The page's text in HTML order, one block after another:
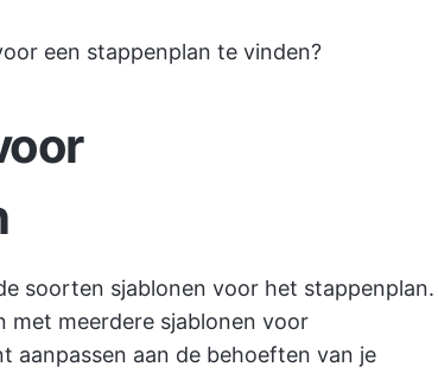
een stappenplan te vinden?
soorten sjablonen voor het stappenplan.
met meerdere sjablonen voor
aanpassen aan de behoeften van je